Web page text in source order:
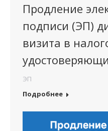
Продление
подписи (ЭП)
визита в
ЭП
Подробнее